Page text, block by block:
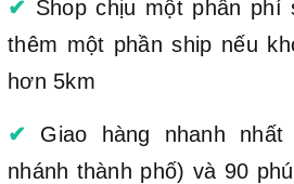
✔ Shop chịu một phần phí
thêm một phần ship nếu
hơn 5km
✔ Giao hàng nhanh
nhánh thành phố) và 90